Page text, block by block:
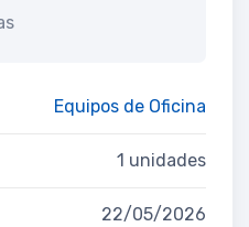
Equipos de Oficina
1 unidades
22/05/2026